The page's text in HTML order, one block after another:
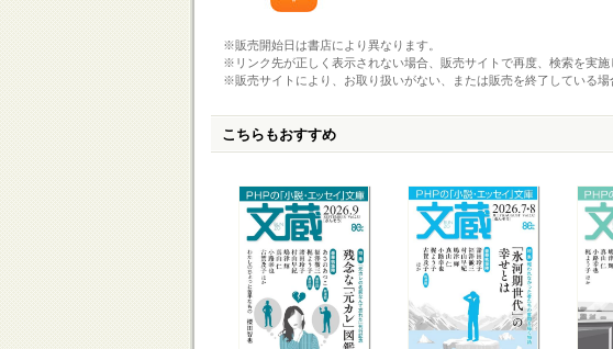
※販売開始日は書店により異なります。
※リンク先が正しく表示されない場合、販売サイトで再度、検索を実施
※販売サイトにより、お取り扱いがない、または販売を終了している場
こちらもおすすめ